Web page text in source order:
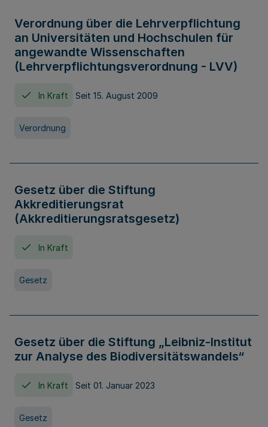
Verordnung über die Lehrverpflichtung
an Universitäten und Hochschulen für
angewandte Wissenschaften
(Lehrverpflichtungsverordnung - LVV)
In Kraft Seit 15. August 2009
Verordnung
Gesetz über die Stiftung
Akkreditierungsrat
(Akkreditierungsratsgesetz)
In Kraft
Gesetz
Gesetz über die Stiftung „Leibniz-Institut
zur Analyse des Biodiversitätswandels“
In Kraft Seit 01. Januar 2023
Gesetz